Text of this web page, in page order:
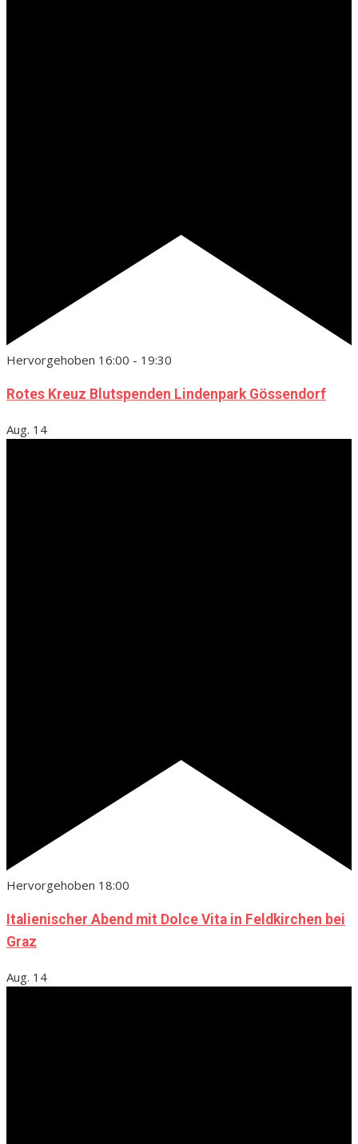
Hervorgehoben 16:00 - 19:30
Rotes Kreuz Blutspenden Lindenpark Gössendorf
Aug. 14
Hervorgehoben 18:00
Italienischer Abend mit Dolce Vita in Feldkirchen bei
Graz
Aug. 14